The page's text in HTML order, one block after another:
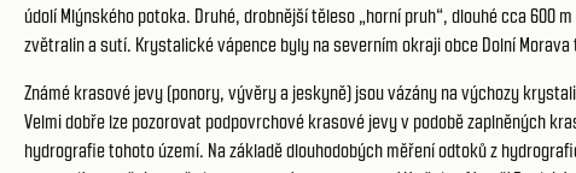
údolí Mlýnského potoka. Druhé, drobnější těleso „horní pruh“, dlouhé cca
zvětralin a sutí. Krystalické vápence byly na severním okraji obce Dolní
Známé krasové jevy (ponory, vývěry a jeskyně) jsou vázány na výchozy
Velmi dobře lze pozorovat podpovrchové krasové jevy v podobě zaplněných
hydrografie tohoto území. Na základě dlouhodobých měření odtoků z